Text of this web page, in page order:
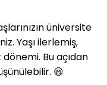
üniversite
Yaşı ilerlemiş,
Bu açıdan
😃